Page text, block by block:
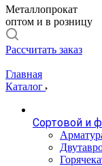
Металлопрокат
оптом и в розницу
Рассчитать заказ
Главная
Каталог
Сортовой и